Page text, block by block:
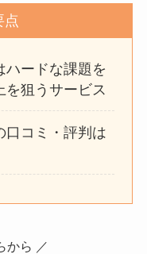
点
ハードな課題を
を狙うサービス
口コミ・評判は
から ／